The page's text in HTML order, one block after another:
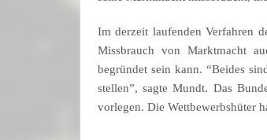
Im derzeit laufenden Verfahren
Missbrauch von Marktmacht
begründet sein kann. “Beides
stellen”, sagte Mundt. Das
vorlegen. Die Wettbewerbshüter